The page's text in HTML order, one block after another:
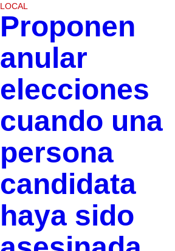
LOCAL
Proponen
anular
elecciones
cuando una
persona
candidata
haya sido